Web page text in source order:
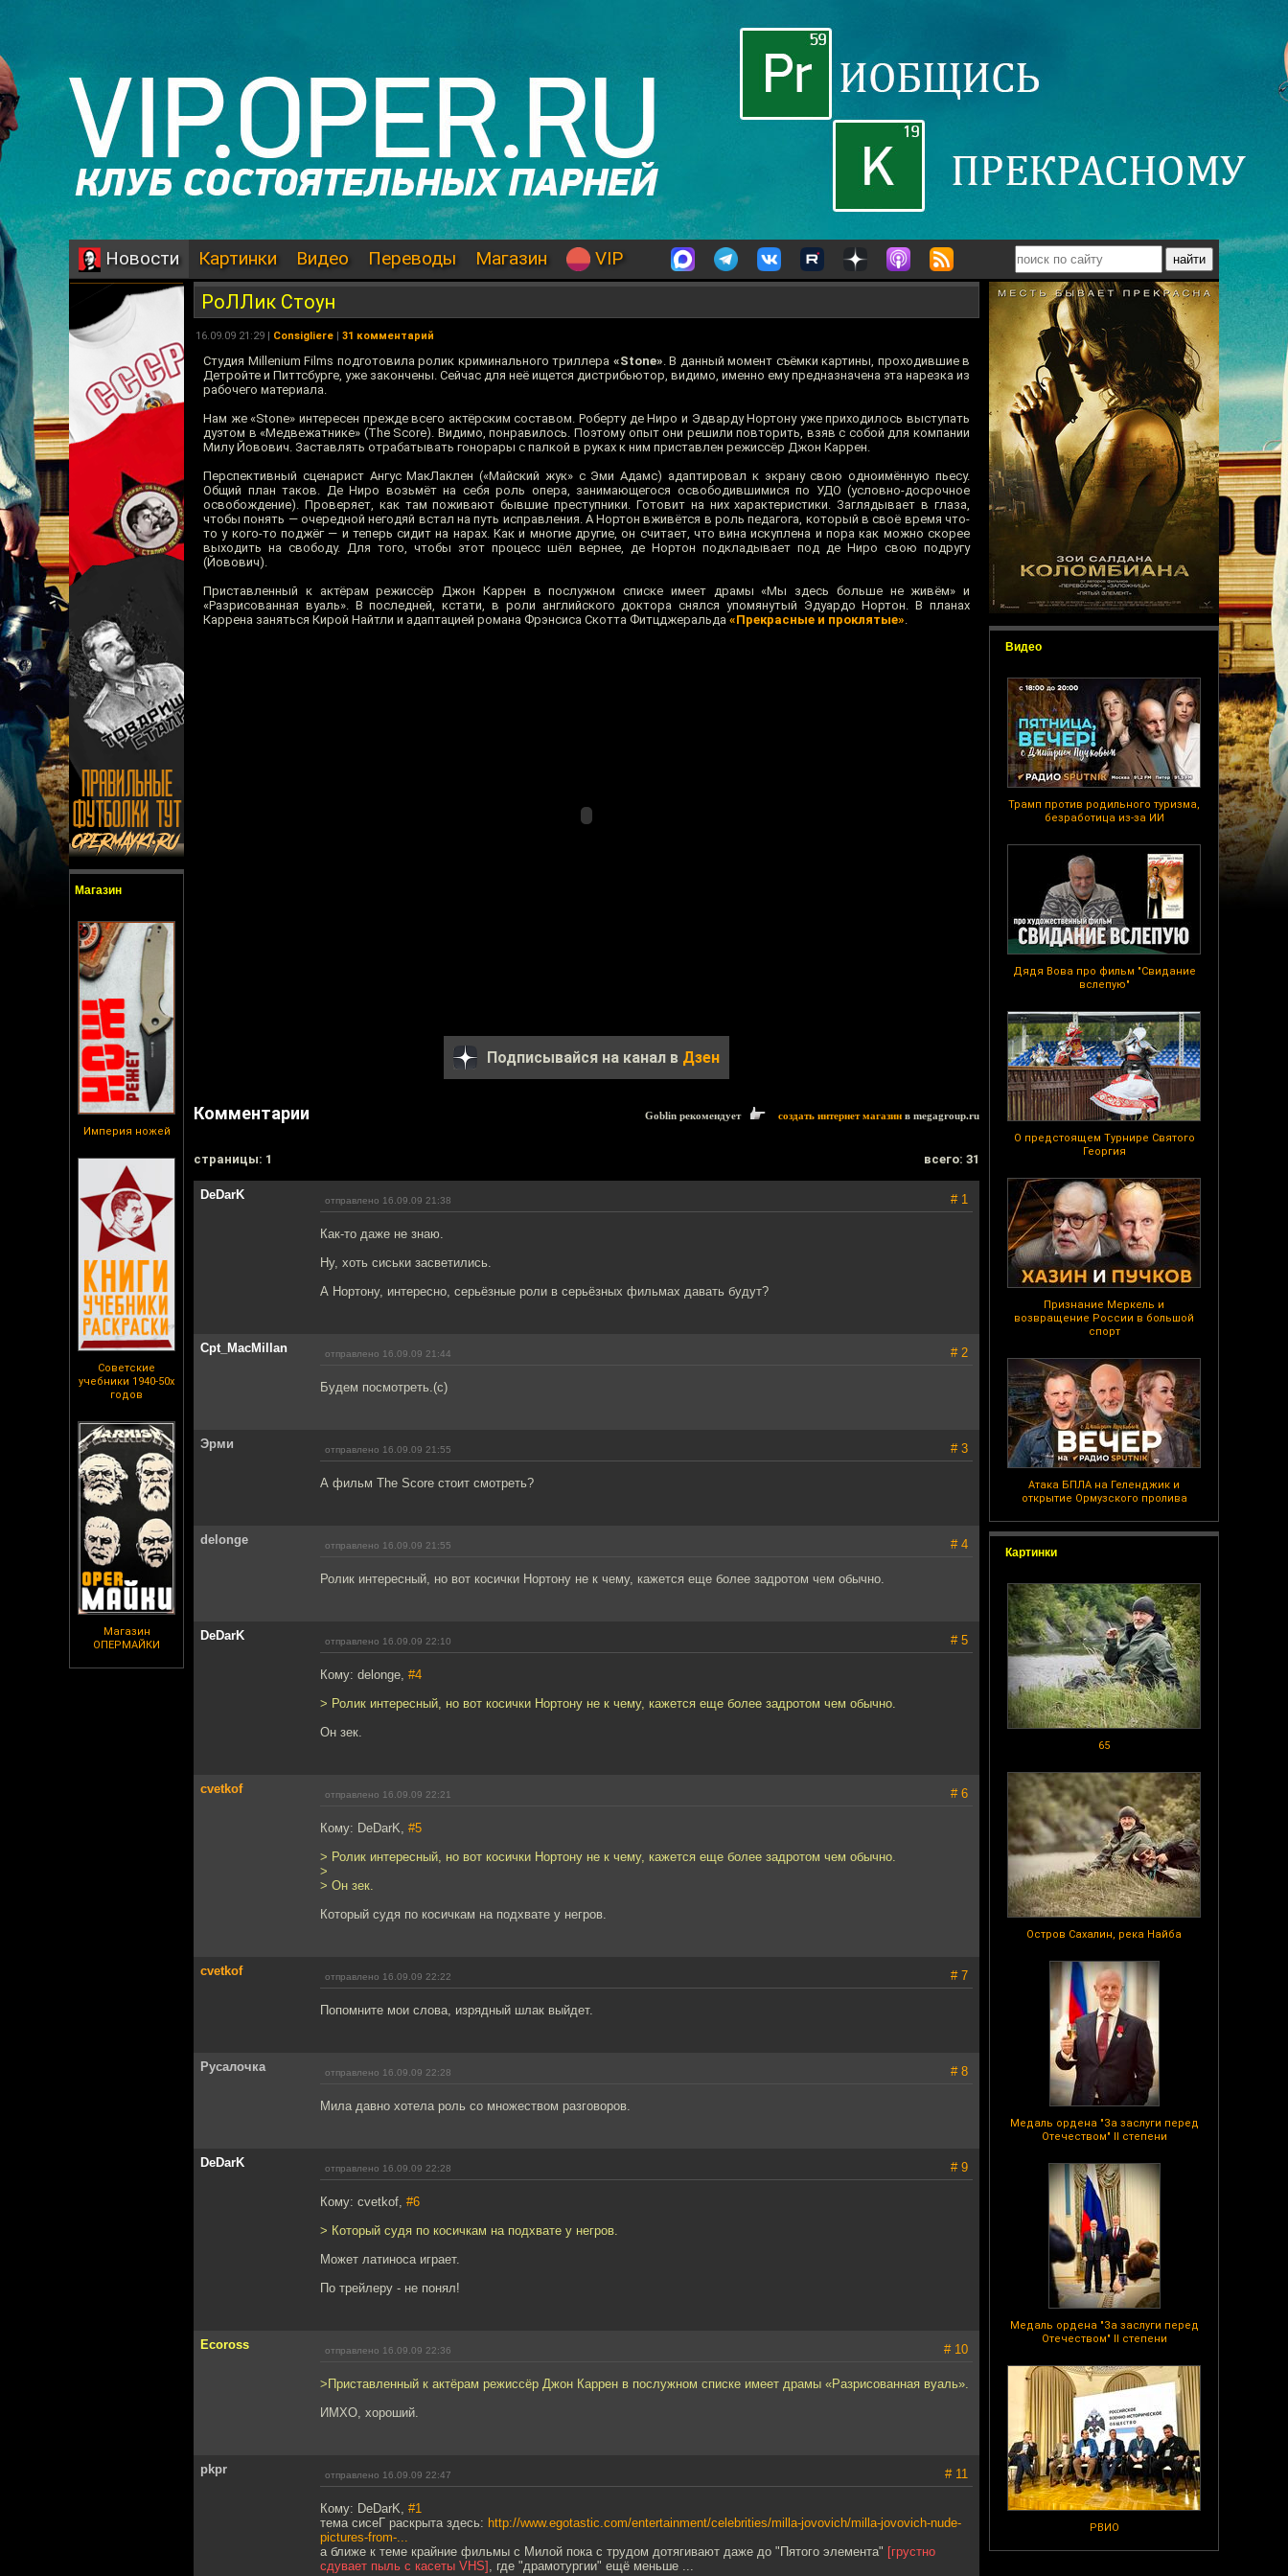
Новости Картинки Видео Переводы Магазин VIP
Магазин
Империя ножей
Советские
учебники 1940-50х
годов
Магазин
ОПЕРМАЙКИ
Видео
Трамп против родильного туризма,
безработица из-за ИИ
Дядя Вова про фильм "Свидание
вслепую"
О предстоящем Турнире Святого
Георгия
Признание Меркель и
возвращение России в большой
спорт
Атака БПЛА на Геленджик и
открытие Ормузского пролива
Картинки
65
Остров Сахалин, река Найба
Медаль ордена "За заслуги перед
Отечеством" II степени
Медаль ордена "За заслуги перед
Отечеством" II степени
РВИО
РоЛЛик Стоун
16.09.09 21:29 | Consigliere | 31 комментарий
Студия Millenium Films подготовила ролик криминального триллера «Stone». В данный момент съёмки картины, проходившие в
Детройте и Питтсбурге, уже закончены. Сейчас для неё ищется дистрибьютор, видимо, именно ему предназначена эта нарезка из
рабочего материала.
Нам же «Stone» интересен прежде всего актёрским составом. Роберту де Ниро и Эдварду Нортону уже приходилось выступать
дуэтом в «Медвежатнике» (The Score). Видимо, понравилось. Поэтому опыт они решили повторить, взяв с собой для компании
Милу Йовович. Заставлять отрабатывать гонорары с палкой в руках к ним приставлен режиссёр Джон Каррен.
Перспективный сценарист Ангус МакЛаклен («Майский жук» с Эми Адамс) адаптировал к экрану свою одноимённую пьесу.
Общий план таков. Де Ниро возьмёт на себя роль опера, занимающегося освободившимися по УДО (условно-досрочное
освобождение). Проверяет, как там поживают бывшие преступники. Готовит на них характеристики. Заглядывает в глаза,
чтобы понять — очередной негодяй встал на путь исправления. А Нортон вживётся в роль педагога, который в своё время что-
то у кого-то поджёг — и теперь сидит на нарах. Как и многие другие, он считает, что вина искуплена и пора как можно скорее
выходить на свободу. Для того, чтобы этот процесс шёл вернее, де Нортон подкладывает под де Ниро свою подругу
(Йовович).
Приставленный к актёрам режиссёр Джон Каррен в послужном списке имеет драмы «Мы здесь больше не живём» и
«Разрисованная вуаль». В последней, кстати, в роли английского доктора снялся упомянутый Эдуардо Нортон. В планах
Каррена заняться Кирой Найтли и адаптацией романа Фрэнсиса Скотта Фитцджеральда «Прекрасные и проклятые».
Подписывайся на канал в Дзен
Комментарии Goblin рекомендует создать интернет магазин в megagroup.ru
cтраницы: 1 всего: 31
DeDarK отправлено 16.09.09 21:38 # 1
Как-то даже не знаю.
Ну, хоть сиськи засветились.
А Нортону, интересно, серьёзные роли в серьёзных фильмах давать будут?
Cpt_MacMillan отправлено 16.09.09 21:44 # 2
Будем посмотреть.(с)
Эрми отправлено 16.09.09 21:55 # 3
А фильм The Score стоит смотреть?
delonge отправлено 16.09.09 21:55 # 4
Ролик интересный, но вот косички Нортону не к чему, кажется еще более задротом чем обычно.
DeDarK отправлено 16.09.09 22:10 # 5
Кому: delonge, #4
> Ролик интересный, но вот косички Нортону не к чему, кажется еще более задротом чем обычно.
Он зек.
cvetkof отправлено 16.09.09 22:21 # 6
Кому: DeDarK, #5
> Ролик интересный, но вот косички Нортону не к чему, кажется еще более задротом чем обычно.
>
> Он зек.
Который судя по косичкам на подхвате у негров.
cvetkof отправлено 16.09.09 22:22 # 7
Попомните мои слова, изрядный шлак выйдет.
Русалочка отправлено 16.09.09 22:28 # 8
Мила давно хотела роль со множеством разговоров.
DeDarK отправлено 16.09.09 22:28 # 9
Кому: cvetkof, #6
> Который судя по косичкам на подхвате у негров.
Может латиноса играет.
По трейлеру - не понял!
Ecoross отправлено 16.09.09 22:36 # 10
>Приставленный к актёрам режиссёр Джон Каррен в послужном списке имеет драмы «Разрисованная вуаль».
ИМХО, хороший.
pkpr отправлено 16.09.09 22:47 # 11
Кому: DeDarK, #1
тема сисеГ раскрыта здесь: http://www.egotastic.com/entertainment/celebrities/milla-jovovich/milla-jovovich-nude-
pictures-from-...
а ближе к теме крайние фильмы с Милой пока с трудом дотягивают даже до "Пятого элемента" [грустно
сдувает пыль с касеты VHS] , где "драмотургии" ещё меньше ...